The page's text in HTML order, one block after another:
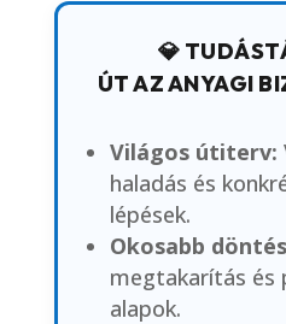
💎
ÚT AZ ANYAGI
Világos útiterv:
haladás és
lépések.
Okosabb
megtakarítás
alapok.